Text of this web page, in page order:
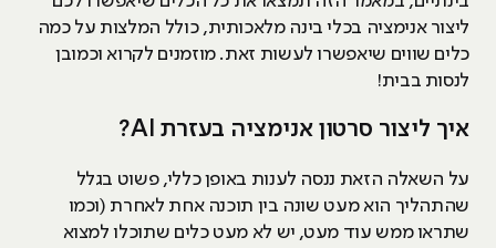
ליצור אנימציה בכלי בינה מלאכותית, כולל המלצות על כמה
כלים שווים שיאפשרו לעשות זאת. מוזמנים לקרוא וכמובן
לנסות בבית!
איך ליצור סרטון אנימציה בעזרת AI?
על השאלה הזאת ננסה לענות באופן כללי, פשוט בגלל
שהתהליך הוא מעט שונה בין תוכנה אחת לאחרת (וכמו
שתראו ממש עוד מעט, יש לא מעט כלים שתוכלו למצוא